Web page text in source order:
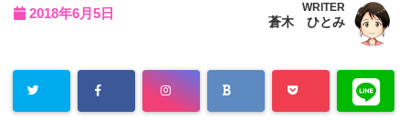
2018年6月5日 WRITER
蒼木 ひとみ